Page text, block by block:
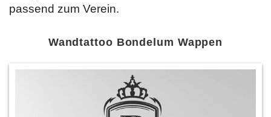
passend zum Verein.
Wandtattoo Bondelum Wappen